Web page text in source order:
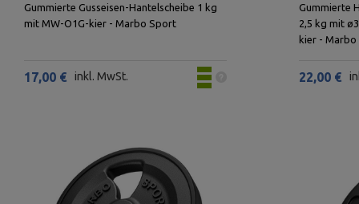
Gummierte Gusseisen-Hantelscheibe 1 kg
mit MW-O1G-kier - Marbo Sport
17,00 € inkl. MwSt.
Gummierte
2,5 kg mit
kier -
22,00 €